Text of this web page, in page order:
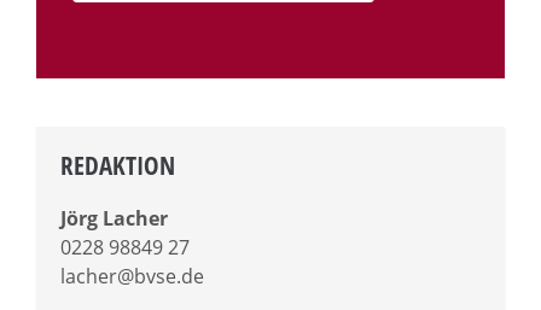
REDAKTION
Jörg Lacher
0228 98849 27
lacher@bvse.de